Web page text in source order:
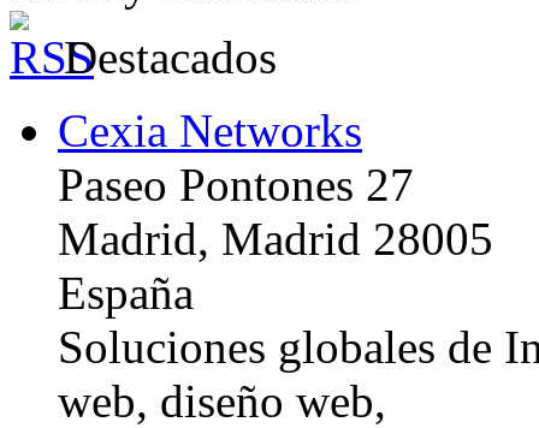
Destacados
Cexia Networks
Paseo Pontones 27
Madrid, Madrid 28005
España
Soluciones globales de
web, diseño web,